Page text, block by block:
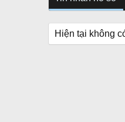
Hiện tại không